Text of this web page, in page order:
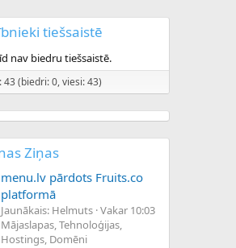
tiešsaistē
nav biedru tiešsaistē.
43 (biedri: 0, viesi: 43)
Ziņas
menu.lv pārdots Fruits.co
platformā
Jaunākais: Helmuts Vakar 10:03
Mājaslapas, Tehnoloģijas,
Hostings, Domēni